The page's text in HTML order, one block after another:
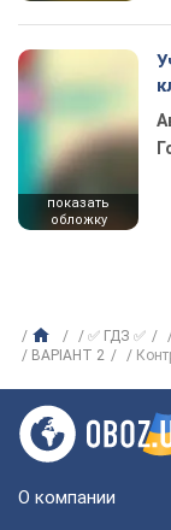
показать
обложку
✅ ГДЗ ✅
ВАРІАНТ 2
О компании